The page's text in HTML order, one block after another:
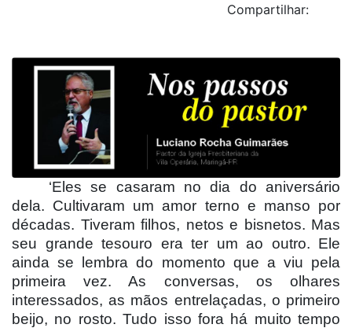
Compartilhar:
‘Eles se casaram no dia do aniversário
dela. Cultivaram um amor terno e manso por
décadas. Tiveram filhos, netos e bisnetos. Mas
seu grande tesouro era ter um ao outro. Ele
ainda se lembra do momento que a viu pela
primeira vez. As conversas, os olhares
interessados, as mãos entrelaçadas, o primeiro
beijo, no rosto. Tudo isso fora há muito tempo